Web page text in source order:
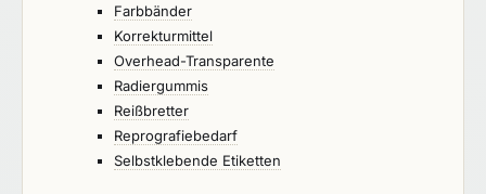
Farbbänder
Korrekturmittel
Overhead-Transparente
Radiergummis
Reißbretter
Reprografiebedarf
Selbstklebende Etiketten